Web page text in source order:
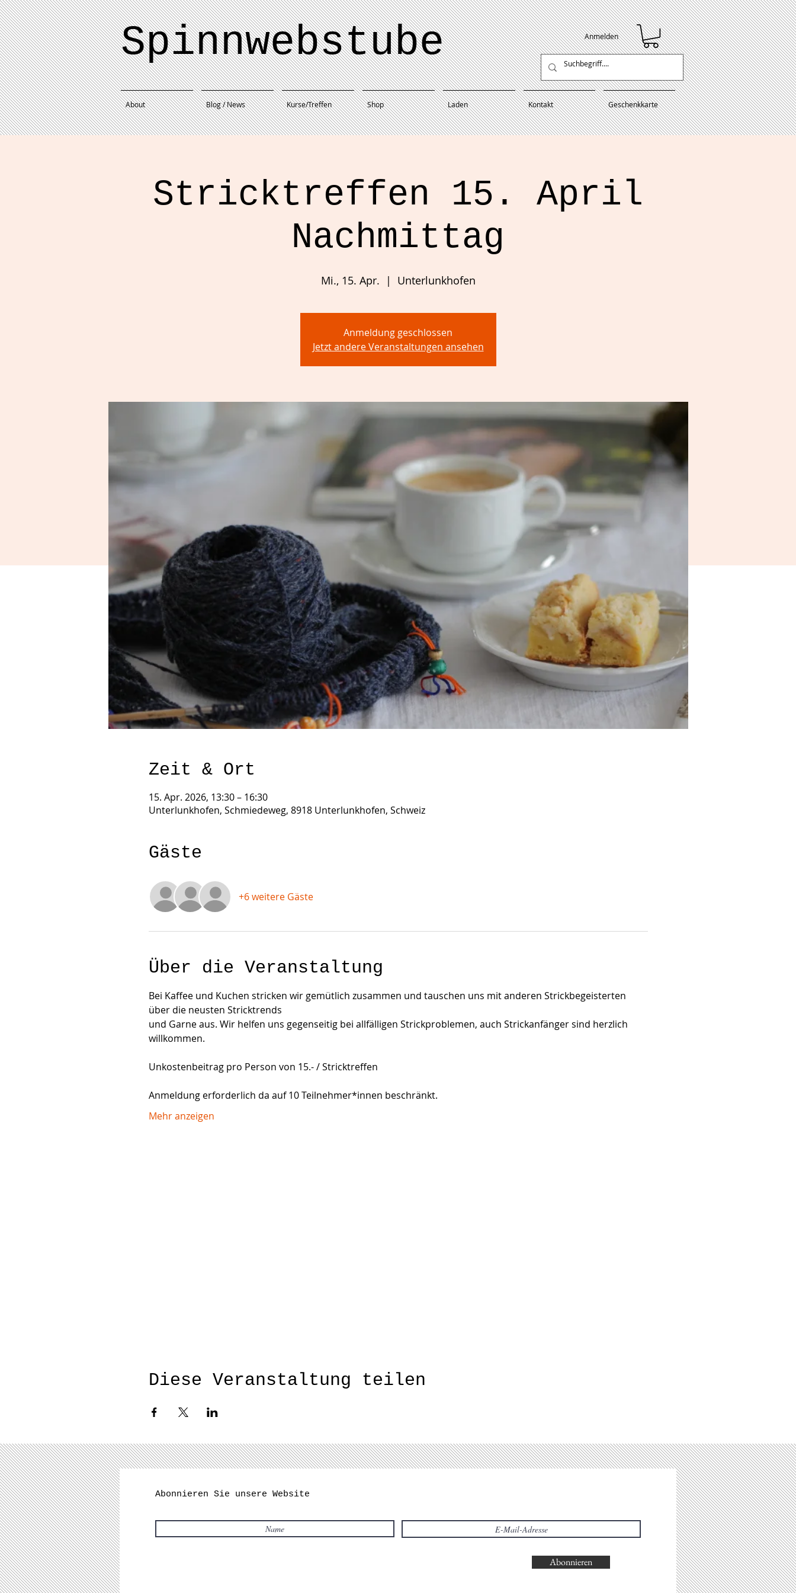
Spinnwebstube Anmelden
About Blog / News Kurse/Treffen Shop Laden Kontakt Geschenkkarte
Stricktreffen 15. April
Nachmittag
Mi., 15. Apr.
  |
Unterlunkhofen
Anmeldung geschlossen
Jetzt andere Veranstaltungen ansehen
Zeit & Ort
15. Apr. 2026, 13:30 – 16:30
Unterlunkhofen, Schmiedeweg, 8918 Unterlunkhofen, Schweiz
Gäste
+6 weitere Gäste
Über die Veranstaltung
Bei Kaffee und Kuchen stricken wir gemütlich zusammen und tauschen uns mit anderen Strickbegeisterten
über die neusten Stricktrends
und Garne aus. Wir helfen uns gegenseitig bei allfälligen Strickproblemen, auch Strickanfänger sind herzlich
willkommen.
Unkostenbeitrag pro Person von 15.- / Stricktreffen
Anmeldung erforderlich da auf 10 Teilnehmer*innen beschränkt.
Mehr anzeigen
Diese Veranstaltung teilen
Abonnieren Sie unsere Website
Abonnieren